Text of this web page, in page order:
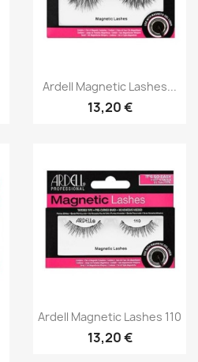
 Aperçu rapide
Ardell Magnetic Lashes...
13,20 €
Aperçu rapide
Ardell Magnetic Lashes 110
13,20 €